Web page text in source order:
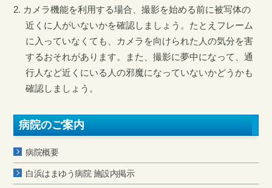
カメラ機能を利用する場合、撮影を始める前に被写体の
近くに人がいないかを確認しましょう。たとえフレーム
に入っていなくても、カメラを向けられた人の気分を害
するおそれがあります。また、撮影に夢中になって、通
行人など近くにいる人の邪魔になっていないかどうかも
確認しましょう。
病院のご案内
病院概要
白浜はまゆう病院 施設内掲示